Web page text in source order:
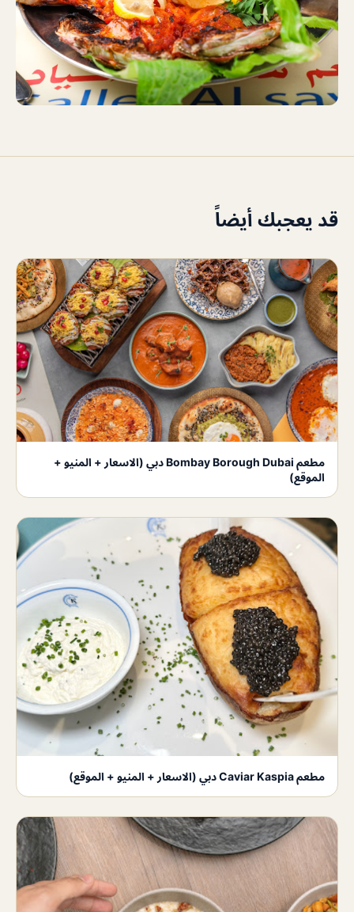
قد يعجبك أيضاً
مطعم Bombay Borough Dubai دبي (الاسعار + المنيو +
الموقع)
مطعم Caviar Kaspia دبي (الاسعار + المنيو + الموقع)